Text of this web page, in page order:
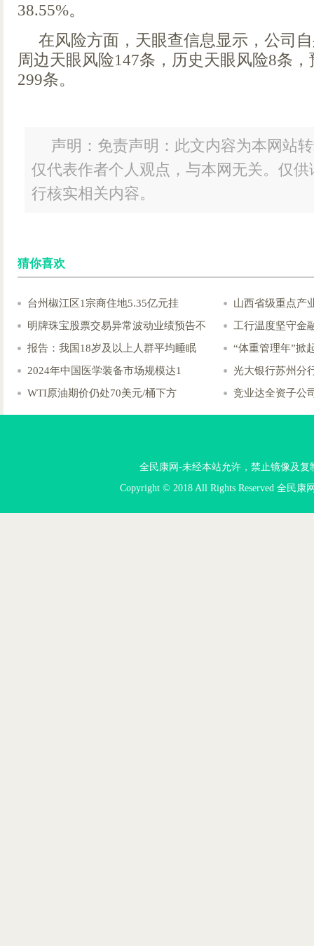
38.55%。
在风险方面，天眼查信息显示，公司
周边天眼风险147条，历史天眼风险8条
299条。
声明：免责声明：此文内容为本网站
仅代表作者个人观点，与本网无关。仅
行核实相关内容。
猜你喜欢
台州椒江区1宗商住地5.35亿元挂
山西省级重点产
明牌珠宝股票交易异常波动业绩预告不
工行温度坚守金
报告：我国18岁及以上人群平均睡眠
“体重管理年”掀
2024年中国医学装备市场规模达1
光大银行苏州分
WTI原油期价仍处70美元/桶下方
竞业达全资子公
全民康网-未经本站允许，禁止镜像及复
Copyright © 2018 All Rights Reserved 全民康